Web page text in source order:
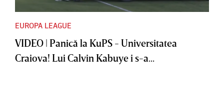
EUROPA LEAGUE
VIDEO | Panică la KuPS - Universitatea
Craiova! Lui Calvin Kabuye i s-a...